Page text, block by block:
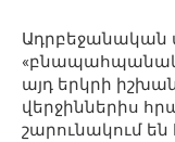
Ադրբեջանական
այդ երկրի
վերջիններիս
շարունակում